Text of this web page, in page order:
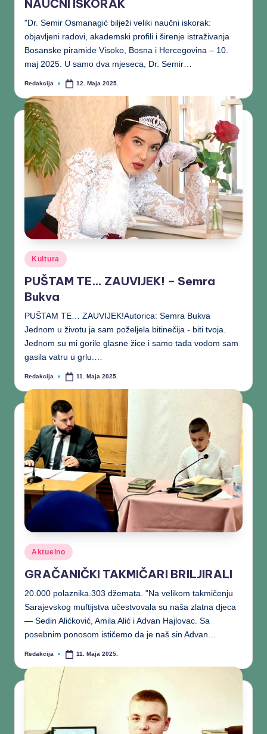
NAUČNI ISKORAK
"Dr. Semir Osmanagić bilježi veliki naučni iskorak:
objavljeni radovi, akademski profili i širenje istraživanja
Bosanske piramide Visoko, Bosna i Hercegovina – 10.
maj 2025. U samo dva mjeseca, Dr. Semir…
Redakcija 12. Maja 2025.
Kultura
PUŠTAM TE… ZAUVIJEK! – Semra
Bukva
PUŠTAM TE… ZAUVIJEK!Autorica: Semra Bukva
Jednom u životu ja sam poželjela bitinečija - biti tvoja.
Jednom su mi gorile glasne žice i samo tada vodom sam
gasila vatru u grlu.…
Redakcija 11. Maja 2025.
Aktuelno
GRAČANIČKI TAKMIČARI BRILJIRALI
20.000 polaznika.303 džemata. "Na velikom takmičenju
Sarajevskog muftijstva učestvovala su naša zlatna djeca
— Sedin Alićković, Amila Alić i Advan Hajlovac. Sa
posebnim ponosom ističemo da je naš sin Advan…
Redakcija 11. Maja 2025.